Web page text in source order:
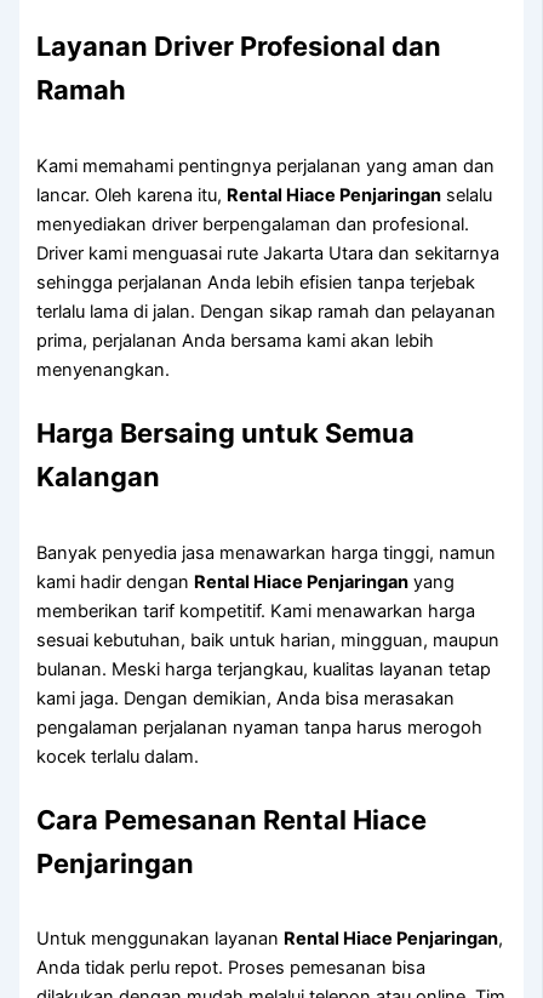
Layanan Driver Profesional dan
Ramah
Kami memahami pentingnya perjalanan yang aman dan
lancar. Oleh karena itu, Rental Hiace Penjaringan selalu
menyediakan driver berpengalaman dan profesional.
Driver kami menguasai rute Jakarta Utara dan sekitarnya
sehingga perjalanan Anda lebih efisien tanpa terjebak
terlalu lama di jalan. Dengan sikap ramah dan pelayanan
prima, perjalanan Anda bersama kami akan lebih
menyenangkan.
Harga Bersaing untuk Semua
Kalangan
Banyak penyedia jasa menawarkan harga tinggi, namun
kami hadir dengan Rental Hiace Penjaringan yang
memberikan tarif kompetitif. Kami menawarkan harga
sesuai kebutuhan, baik untuk harian, mingguan, maupun
bulanan. Meski harga terjangkau, kualitas layanan tetap
kami jaga. Dengan demikian, Anda bisa merasakan
pengalaman perjalanan nyaman tanpa harus merogoh
kocek terlalu dalam.
Cara Pemesanan Rental Hiace
Penjaringan
Untuk menggunakan layanan Rental Hiace Penjaringan,
Anda tidak perlu repot. Proses pemesanan bisa